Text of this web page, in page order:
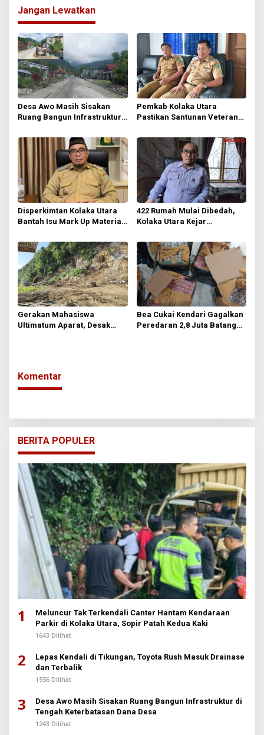
g
a
s
i
p
o
s
Jangan Lewatkan
Desa Awo Masih Sisakan
Ruang Bangun Infrastruktur
Desa
Pemkab Kolaka Utara
Pastikan Santunan Veteran
Diefisienkan
Disperkimtan Kolaka Utara
Bantah Isu Mark Up Material
Bebas Menentukan Toko
Bangunan
422 Rumah Mulai Dibedah,
Kolaka Utara Kejar
Gerakan Mahasiswa
Ultimatum Aparat, Desak
Bea Cukai Kendari Gagalkan
Peredaran 2,8 Juta Batang
Komentar
BERITA POPULER
1
Meluncur Tak Terkendali Canter Hantam Kendaraan
Parkir di Kolaka Utara, Sopir Patah Kedua Kaki
1643 Dilihat
2
Lepas Kendali di Tikungan, Toyota Rush Masuk Drainase
dan Terbalik
1556 Dilihat
3
Desa Awo Masih Sisakan Ruang Bangun Infrastruktur di
Tengah Keterbatasan Dana Desa
1243 Dilihat